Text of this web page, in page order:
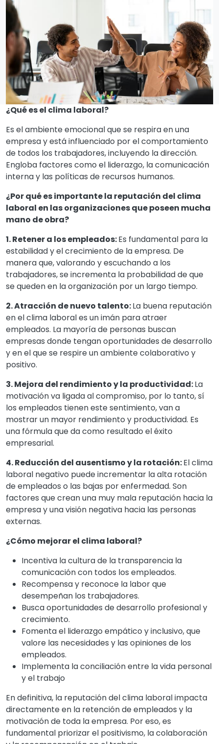
¿Qué es el clima laboral?
Es el ambiente emocional que se respira en una
empresa y está influenciado por el comportamiento
de todos los trabajadores, incluyendo la dirección.
Engloba factores como el liderazgo, la comunicación
interna y las políticas de recursos humanos.
¿Por qué es importante la reputación del clima
laboral en las organizaciones que poseen mucha
mano de obra?
1. Retener a los empleados:Es fundamental para la
estabilidad y el crecimiento de la empresa. De
manera que, valorando y escuchando a los
trabajadores, se incrementa la probabilidad de que
se queden en la organización por un largo tiempo.
2. Atracción de nuevo talento:La buena reputación
en el clima laboral es un imán para atraer
empleados. La mayoría de personas buscan
empresas donde tengan oportunidades de desarrollo
y en el que se respire un ambiente colaborativo y
positivo.
3. Mejora del rendimiento y la productividad:La
motivación va ligada al compromiso, por lo tanto, sí
los empleados tienen este sentimiento, van a
mostrar un mayor rendimiento y productividad. Es
una fórmula que da como resultado el éxito
empresarial.
4. Reducción del ausentismo y la rotación:El clima
laboral negativo puede incrementar la alta rotación
de empleados o las bajas por enfermedad. Son
factores que crean una muy mala reputación hacia la
empresa y una visión negativa hacia las personas
externas.
¿Cómo mejorar el clima laboral?
Incentiva la cultura de la transparencia la
comunicación con todos los empleados.
Recompensa y reconoce la labor que
desempeñan los trabajadores.
Busca oportunidades de desarrollo profesional y
crecimiento.
Fomenta el liderazgo empático y inclusivo, que
valore las necesidades y las opiniones de los
empleados.
Implementa la conciliación entre la vida personal
y el trabajo
En definitiva, la reputación del clima laboral impacta
directamente en la retención de empleados y la
motivación de toda la empresa. Por eso, es
fundamental priorizar el positivismo, la colaboración